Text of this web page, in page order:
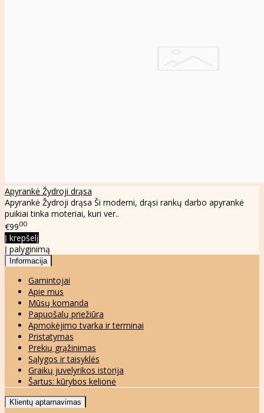
Apyrankė Žydroji drąsa
Apyrankė Žydroji drąsa Ši moderni, drąsi rankų darbo apyrankė
puikiai tinka moteriai, kuri ver..
€9900
Į krepšelį
Į palyginimą
Informacija
Gamintojai
Apie mus
Mūsų komanda
Papuošalų priežiūra
Apmokėjimo tvarka ir terminai
Pristatymas
Prekių grąžinimas
Sąlygos ir taisyklės
Graikų juvelyrikos istorija
Šartus: kūrybos kelionė
Klientų aptarnavimas